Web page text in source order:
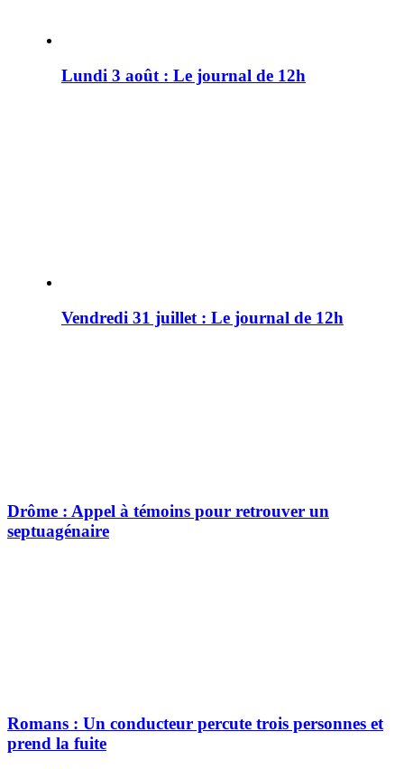
Lundi 3 août : Le journal de 12h
Vendredi 31 juillet : Le journal de 12h
Drôme : Appel à témoins pour retrouver un
septuagénaire
Romans : Un conducteur percute trois personnes et
prend la fuite